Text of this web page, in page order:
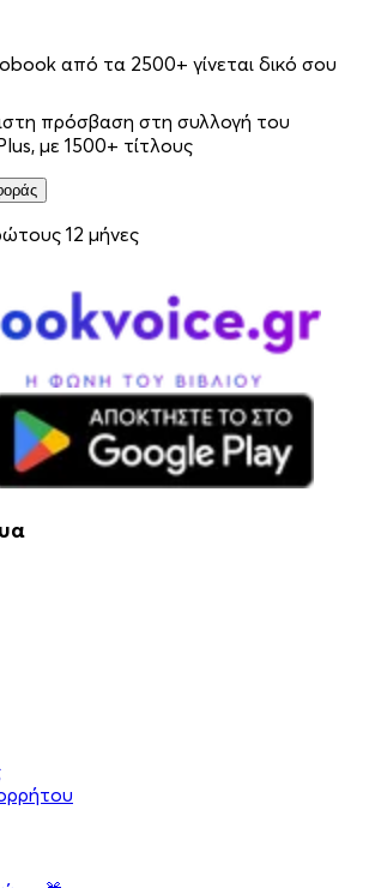
από τα 2500+ γίνεται δικό σου
πρόσβαση στη συλλογή του
με 1500+ τίτλους
12 μήνες